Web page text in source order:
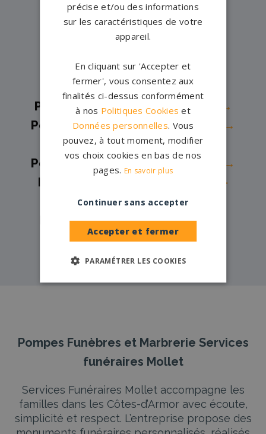
Pompes funèbres -Plœuc-
L'Hermitage→
France→
Pompes funèbres -Plouézec→
Pompes funèbres -Ploufragan→
Pompes funèbres -Ploumagoar→
Pompes funèbres - Quévert→
Pompes funèbres - Saint-Brieuc→
Pompes funèbres -
Saint-Quay-
Portrieux→
Pompes funèbres -Trégueux→
Pompes funèbres -Yffiniac→
Pompes Funèbres et Marbrerie Services
funéraires Mollet
Services Funéraires Mollet accompagne les
familles dans les Côtes-d’Armor avec écoute,
simplicité et respect. L’entreprise propose des
précise et/ou des informations
sur les caractéristiques de votre
appareil.
En cliquant sur 'Accepter et
fermer', vous consentez aux
finalités ci-dessus conformément
à nos Politiques Cookies et
Données personnelles. Vous
pouvez, à tout moment, modifier
vos choix cookies en bas de nos
pages. En savoir plus
Accepter et fermer
Continuer sans accepter
PARAMÉTRER LES COOKIES